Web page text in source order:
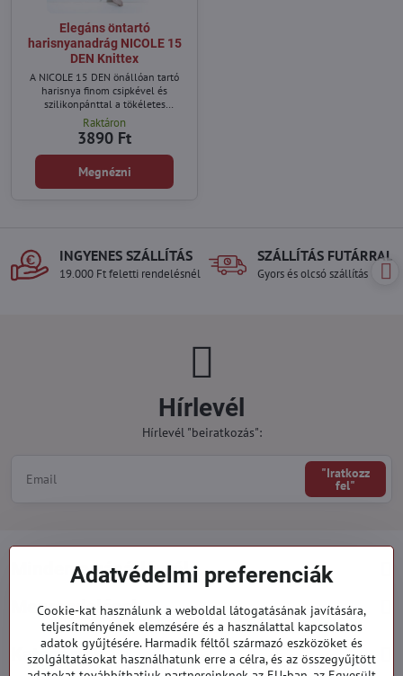
Elegáns öntartó
harisnyanadrág NICOLE 15
DEN Knittex
A NICOLE 15 DEN önállóan tartó
harisnya finom csipkével és
szilikonpánttal a tökéletes
illeszkedésért. Erősített fonalból
készült – tartós, elegáns és ideális
minden alkalomra.
Raktáron
3890 Ft
Megnézni
INGYENES SZÁLLÍTÁS
19.000 Ft feletti rendelésnél
SZÁLLÍTÁS FUTÁRRAL
Gyors és olcsó szállítás
Hírlevél
Hírlevél "beiratkozás":
"Iratkozz
fel"
Minden a vásárlásról
Megrendelések
Kategóriák
Adatvédelmi preferenciák
Cookie-kat használunk a weboldal látogatásának javítására,
teljesítményének elemzésére és a használattal kapcsolatos
adatok gyűjtésére. Harmadik féltől származó eszközöket és
szolgáltatásokat használhatunk erre a célra, és az összegyűjtött